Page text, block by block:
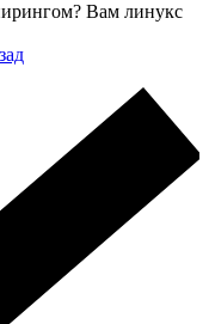
Вам линукс